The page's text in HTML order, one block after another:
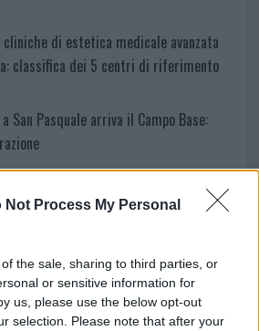
Not Process My Personal
the sale, sharing to third parties, or
or sensitive information for
us, please use the below opt-out
selection. Please note that after your
di estetica medicale avanzata
classifica dei 5 centri di riferimento
San Pasquale arriva il Campo Base:
conquista Palau: grande
per il suo racconto
allarme sul centro accoglienza
“Episodi gravissimi”